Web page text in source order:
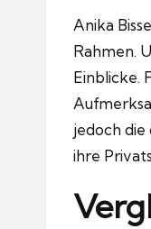
Anika
Rahmen.
Einblicke.
jedoch die
ihre